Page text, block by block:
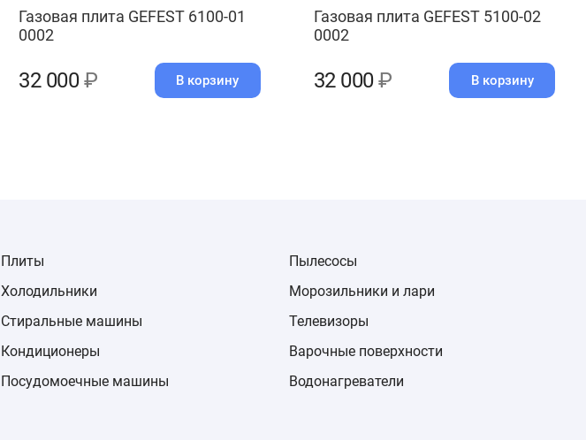
Газовая плита GEFEST 6100-01
0002
32 000₽ В корзину
Газовая плита GEFEST 5100-02
0002
32 000₽ В корзину
Плиты
Холодильники
Стиральные машины
Кондиционеры
Посудомоечные машины
Пылесосы
Морозильники и лари
Телевизоры
Варочные поверхности
Водонагреватели